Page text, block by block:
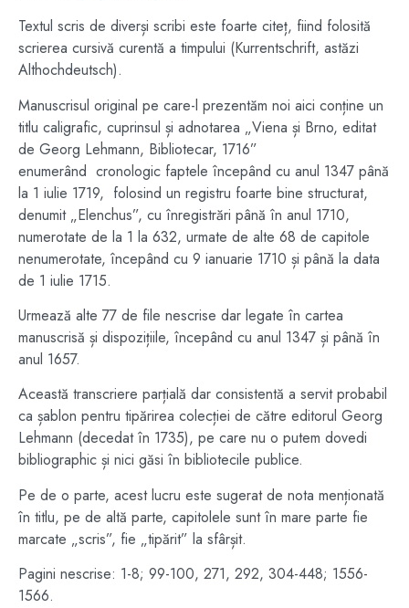
Textul scris de diverși scribi este foarte citeț, fiind folosită
scrierea cursivă curentă a timpului (Kurrentschrift, astăzi
Althochdeutsch).
Manuscrisul original pe care-l prezentăm noi aici conține un
titlu caligrafic, cuprinsul și adnotarea „Viena și Brno, editat
de Georg Lehmann, Bibliotecar, 1716”
enumerând cronologic faptele începând cu anul 1347 până
la 1 iulie 1719, folosind un registru foarte bine structurat,
denumit „Elenchus”, cu înregistrări până în anul 1710,
numerotate de la 1 la 632, urmate de alte 68 de capitole
nenumerotate, începând cu 9 ianuarie 1710 și până la data
de 1 iulie 1715.
Urmează alte 77 de file nescrise dar legate în cartea
manuscrisă și dispozițiile, începând cu anul 1347 și până în
anul 1657.
Această transcriere parțială dar consistentă a servit probabil
ca șablon pentru tipărirea colecției de către editorul Georg
Lehmann (decedat în 1735), pe care nu o putem dovedi
bibliographic și nici găsi în bibliotecile publice.
Pe de o parte, acest lucru este sugerat de nota menționată
în titlu, pe de altă parte, capitolele sunt în mare parte fie
marcate „scris”, fie „tipărit” la sfârșit.
Pagini nescrise: 1-8; 99-100, 271, 292, 304-448; 1556-
1566.